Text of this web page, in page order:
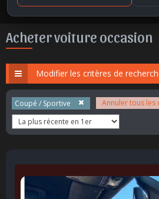
Acheter voiture occasion
Modifier les critères de
Coupé / Sportive Annuler tous les